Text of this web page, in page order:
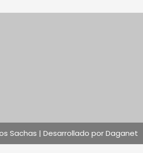
Sachas | Desarrollado por Daganet